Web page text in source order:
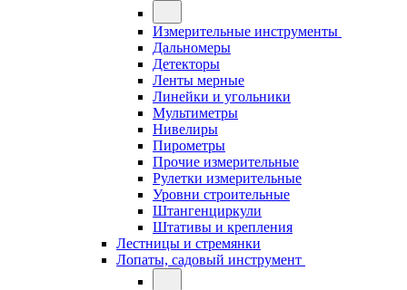
Измерительные инструменты
Дальномеры
Детекторы
Ленты мерные
Линейки и угольники
Мультиметры
Нивелиры
Пирометры
Прочие измерительные
Рулетки измерительные
Уровни строительные
Штангенциркули
Штативы и крепления
Лестницы и стремянки
Лопаты, садовый инструмент